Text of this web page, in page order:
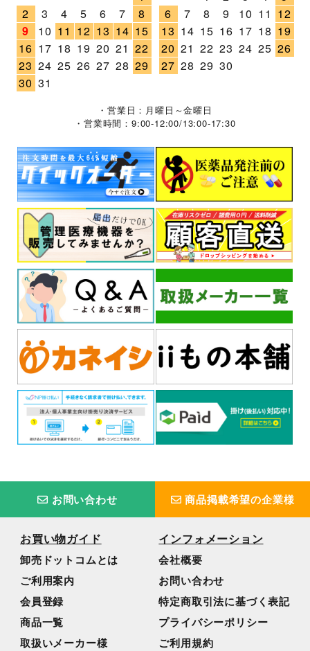
2
3 4 5 6 7
8
9
10 11 12 13 14 15
16 17 18 19 20 21 22
23 24 25 26 27 28 29
30 31
6
7 8 9 10 11 12
13 14 15 16 17 18 19
20 21 22 23 24 25 26
27 28 29 30
・営業日：月曜日～金曜日
・営業時間：9:00-12:00/13:00-17:30
お問い合わせ 商品掲載希望の企業様
お買い物ガイド
卸売ドットコムとは
ご利用案内
会員登録
商品一覧
取扱いメーカー様
インフォメーション
会社概要
お問い合わせ
特定商取引法に基づく表記
プライバシーポリシー
ご利用規約